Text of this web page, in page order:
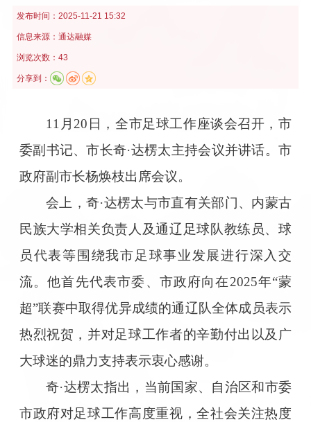
发布时间： 2025-11-21 15:32
信息来源： 通达融媒
浏览次数：43
分享到：
11月20日，全市足球工作座谈会召开，市
委副书记、市长奇·达楞太主持会议并讲话。市
政府副市长杨焕枝出席会议。
会上，奇·达楞太与市直有关部门、内蒙古
民族大学相关负责人及通辽足球队教练员、球
员代表等围绕我市足球事业发展进行深入交
流。他首先代表市委、市政府向在2025年“蒙
超”联赛中取得优异成绩的通辽队全体成员表示
热烈祝贺，并对足球工作者的辛勤付出以及广
大球迷的鼎力支持表示衷心感谢。
奇·达楞太指出，当前国家、自治区和市委
市政府对足球工作高度重视，全社会关注热度